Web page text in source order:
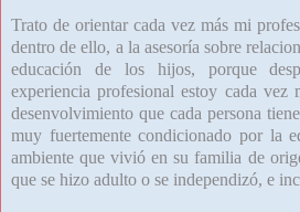
Trato de orientar cada vez más mi
dentro de ello, a la asesoría sobre
educación de los hijos, porque
experiencia profesional estoy cada vez
desenvolvimiento que cada persona
muy fuertemente condicionado por la
ambiente que vivió en su familia de
que se hizo adulto o se independizó, e